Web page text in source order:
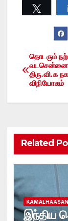
Post
தொடரும்
வடசென்னை
திரு.வி.க
விநியோகம்
Related
இந்திய